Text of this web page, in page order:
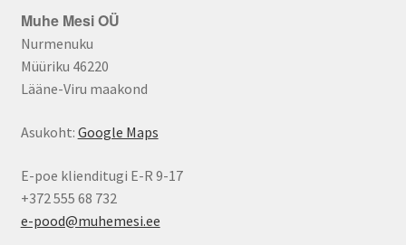
Muhe Mesi OÜ
Nurmenuku
Müüriku 46220
Lääne-Viru maakond
Asukoht: Google Maps
E-poe klienditugi E-R 9-17
+372 555 68 732
e-pood@muhemesi.ee